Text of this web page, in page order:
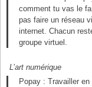
comment tu vas le
pas faire un réseau
internet. Chacun
groupe virtuel.
L’art numérique
Popay : Travailler